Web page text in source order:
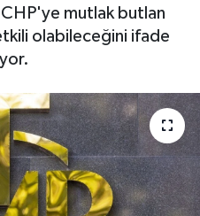
mutlak butlan
olabileceğini ifade